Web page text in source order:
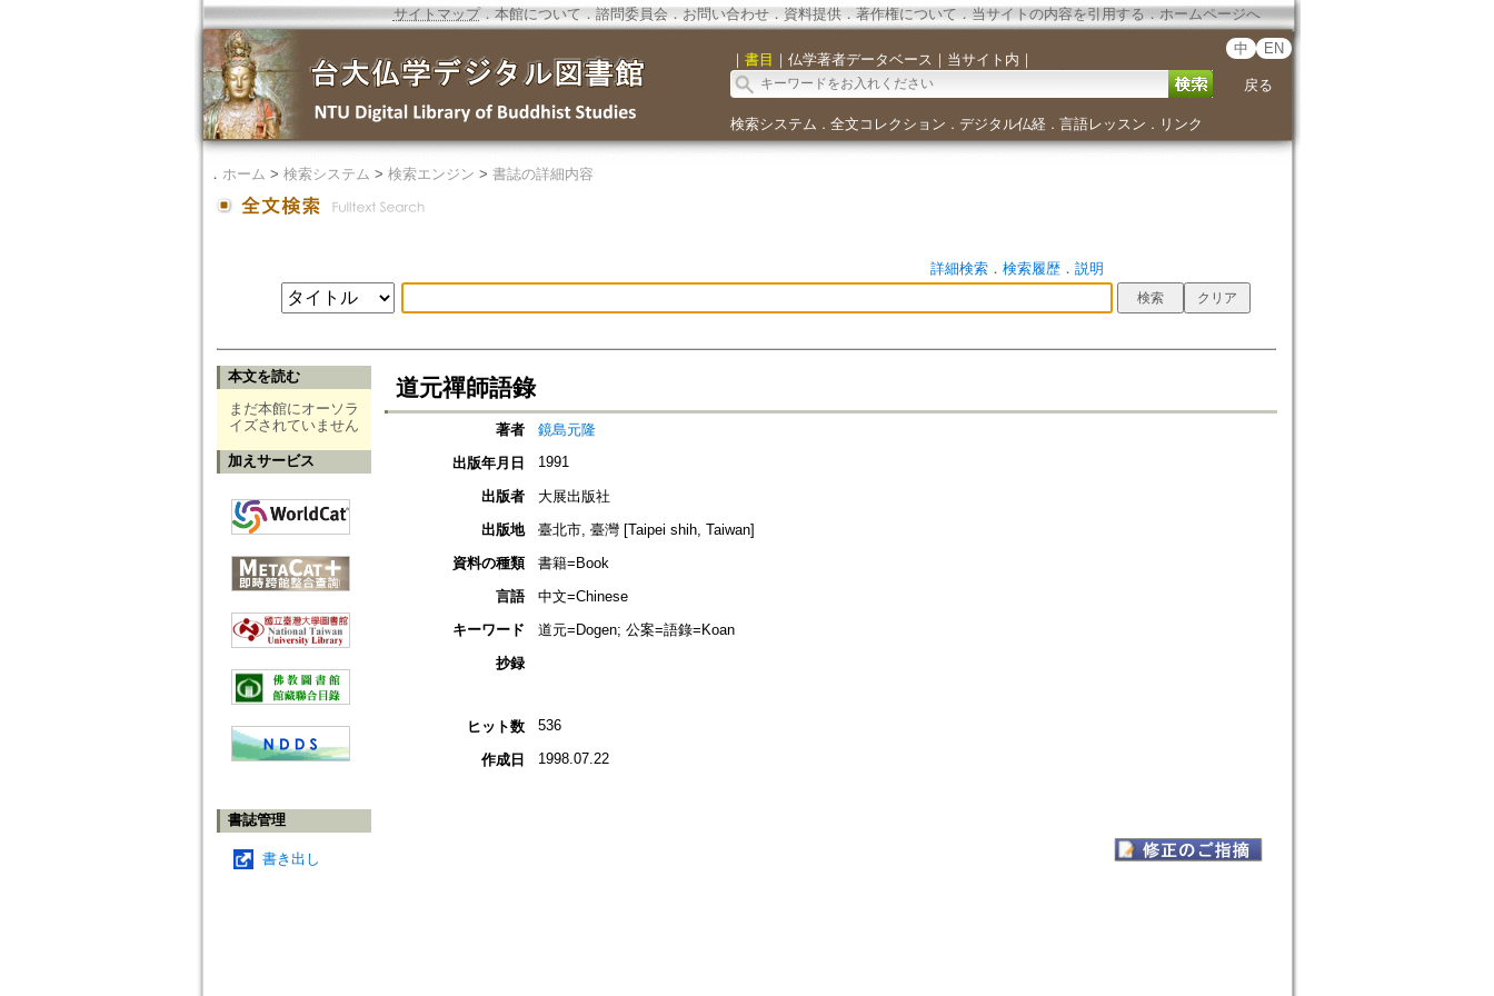
サイトマップ．本館について ． 諮問委員会． お問い合わせ． 資料提供． 著作権について．当サイトの内容を引用する ． ホームページへ
｜ 書目 ｜ 仏学著者データベース ｜ 当サイト内 ｜
中 EN
戻る
検索システム ． 全文コレクション ． デジタル仏経． 言語レッスン ． リンク
． ホーム > 検索システム > 検索エンジン > 書誌の詳細内容
詳細検索． 検索履歴． 説明
本文を読む
まだ本館にオーソラ
イズされていません
加えサービス
書誌管理
書き出し
道元禪師語錄
著者
鏡島元隆
出版年月日
1991
出版者
大展出版社
出版地
臺北市, 臺灣 [Taipei shih, Taiwan]
資料の種類
書籍=Book
言語
中文=Chinese
キーワード
道元=Dogen; 公案=語錄=Koan
抄録
ヒット数 536
作成日 1998.07.22